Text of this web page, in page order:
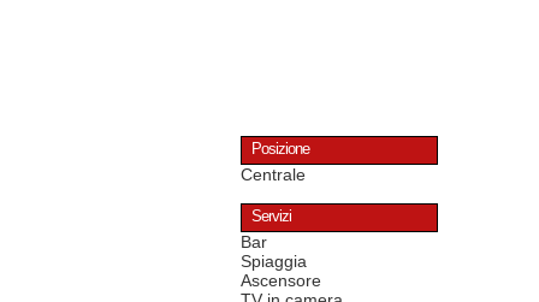
Posizione
Centrale
Servizi
Bar
Spiaggia
Ascensore